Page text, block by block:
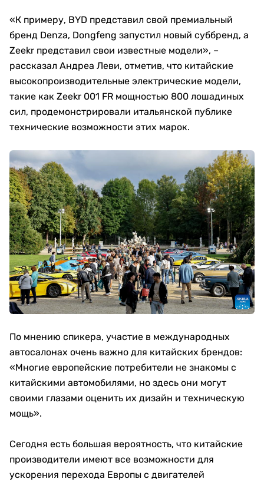
«К примеру, BYD представил свой премиальный
бренд Denza, Dongfeng запустил новый суббренд, а
Zeekr представил свои известные модели», –
рассказал Андреа Леви, отметив, что китайские
высокопроизводительные электрические модели,
такие как Zeekr 001 FR мощностью 800 лошадиных
сил, продемонстрировали итальянской публике
технические возможности этих марок.
По мнению спикера, участие в международных
автосалонах очень важно для китайских брендов:
«Многие европейские потребители не знакомы с
китайскими автомобилями, но здесь они могут
своими глазами оценить их дизайн и техническую
мощь».
Сегодня есть большая вероятность, что китайские
производители имеют все возможности для
ускорения перехода Европы с двигателей